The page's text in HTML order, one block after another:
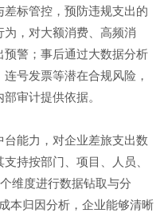
标管控，预防违规支出的
，对大额消费、高频消
警；事后通过大数据分析
号发票等潜在合规风险，
审计提供依据。
能力，对企业差旅支出数
持按部门、项目、人员、
维度进行数据钻取与分
本归因分析，企业能够清晰